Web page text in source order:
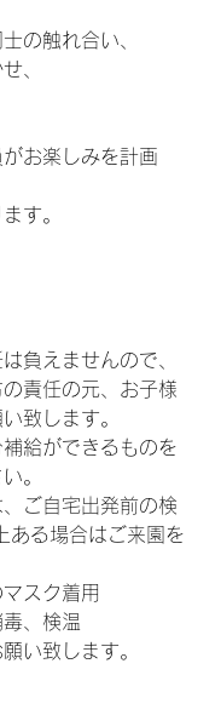
の触れ合い、
、
お楽しみを計画
す。
負えませんので、
責任の元、お子様
致します。
補給ができるものを
。
、ご自宅出発前の検
る場合はご来園を
マスク着用
毒、検温
い致します。